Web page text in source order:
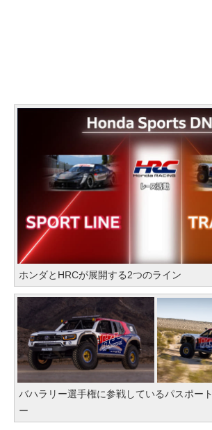
ホンダとHRCが展開する2つのライン
バハラリー選手権に参戦しているパスポー
ー